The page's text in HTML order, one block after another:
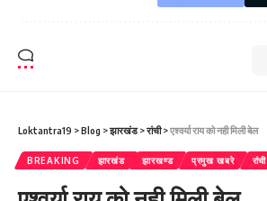
Loktantra19 >Blog >झारखंड>रांची>एश्वर्या राय को नही मिली बेल
BREAKING झारखंड झारखण्ड प्रमुख खबरे रांची